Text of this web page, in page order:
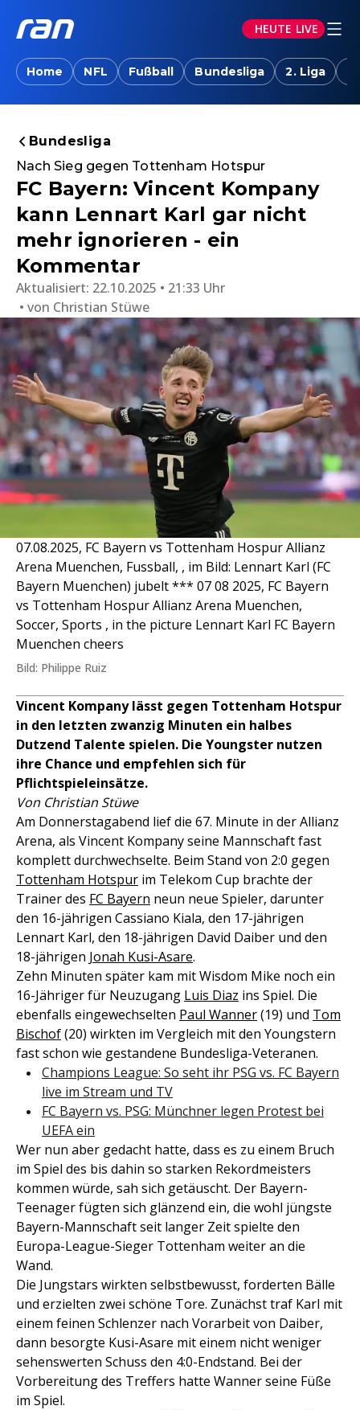
HEUTE LIVE
Home NFL Fußball Bundesliga 2. Liga
Bundesliga
Nach Sieg gegen Tottenham Hotspur
FC Bayern: Vincent Kompany
kann Lennart Karl gar nicht
mehr ignorieren - ein
Kommentar
Aktualisiert: 22.10.2025 • 21:33 Uhr
von Christian Stüwe
07.08.2025, FC Bayern vs Tottenham Hospur Allianz
Arena Muenchen, Fussball, , im Bild: Lennart Karl (FC
Bayern Muenchen) jubelt *** 07 08 2025, FC Bayern
vs Tottenham Hospur Allianz Arena Muenchen,
Soccer, Sports , in the picture Lennart Karl FC Bayern
Muenchen cheers
Bild: Philippe Ruiz
Vincent Kompany lässt gegen Tottenham Hotspur
in den letzten zwanzig Minuten ein halbes
Dutzend Talente spielen. Die Youngster nutzen
ihre Chance und empfehlen sich für
Pflichtspieleinsätze.
Von Christian Stüwe
Am Donnerstagabend lief die 67. Minute in der Allianz
Arena, als Vincent Kompany seine Mannschaft fast
komplett durchwechselte. Beim Stand von 2:0 gegen
Tottenham Hotspur im Telekom Cup brachte der
Trainer des FC Bayern neun neue Spieler, darunter
den 16-jährigen Cassiano Kiala, den 17-jährigen
Lennart Karl, den 18-jährigen David Daiber und den
18-jährigen Jonah Kusi-Asare.
Zehn Minuten später kam mit Wisdom Mike noch ein
16-Jähriger für Neuzugang Luis Diaz ins Spiel. Die
ebenfalls eingewechselten Paul Wanner(19) und Tom
Bischof(20) wirkten im Vergleich mit den Youngstern
fast schon wie gestandene Bundesliga-Veteranen.
Champions League: So seht ihr PSG vs. FC Bayern
live im Stream und TV
FC Bayern vs. PSG: Münchner legen Protest bei
UEFA ein
Wer nun aber gedacht hatte, dass es zu einem Bruch
im Spiel des bis dahin so starken Rekordmeisters
kommen würde, sah sich getäuscht. Der Bayern-
Teenager fügten sich glänzend ein, die wohl jüngste
Bayern-Mannschaft seit langer Zeit spielte den
Europa-League-Sieger Tottenham weiter an die
Wand.
Die Jungstars wirkten selbstbewusst, forderten Bälle
und erzielten zwei schöne Tore. Zunächst traf Karl mit
einem feinen Schlenzer nach Vorarbeit von Daiber,
dann besorgte Kusi-Asare mit einem nicht weniger
sehenswerten Schuss den 4:0-Endstand. Bei der
Vorbereitung des Treffers hatte Wanner seine Füße
im Spiel.